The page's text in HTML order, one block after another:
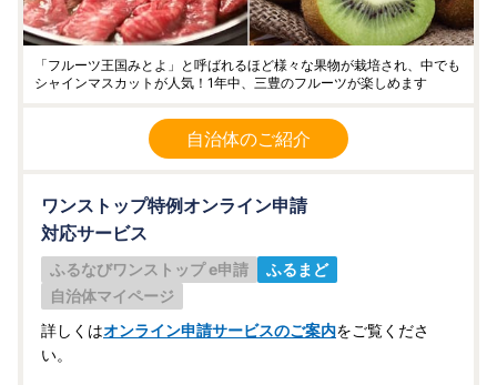
「フルーツ王国みとよ」と呼ばれるほど様々な果物が栽培され、中でも
シャインマスカットが人気！1年中、三豊のフルーツが楽しめます
自治体のご紹介
ワンストップ特例オンライン申請
対応サービス
ふるなびワンストップ e申請
ふるまど
自治体マイページ
詳しくはオンライン申請サービスのご案内をご覧くださ
い。